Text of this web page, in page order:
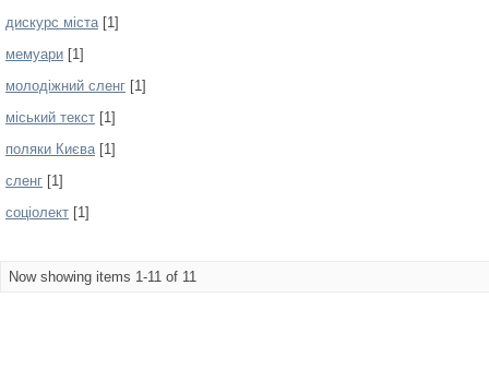
дискурс міста[1]
мемуари [1]
молодіжний сленг [1]
міський текст [1]
поляки Києва[1]
сленг [1]
соціолект [1]
Now showing items 1-11 of 11